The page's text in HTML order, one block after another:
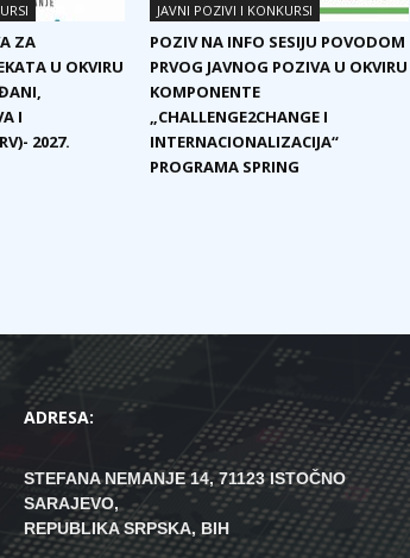
ZA
U OKVIRU
I
2027.
JAVNI POZIVI I KONKURSI
POZIV NA INFO SESIJU POVODOM
PRVOG JAVNOG POZIVA U OKVIRU
KOMPONENTE
„CHALLENGE2CHANGE I
INTERNACIONALIZACIJA“
PROGRAMA SPRING
ADRESA:
STEFANA NEMANJE 14, 71123 ISTOČNO
SARAJEVO,
REPUBLIKA SRPSKA, BIH